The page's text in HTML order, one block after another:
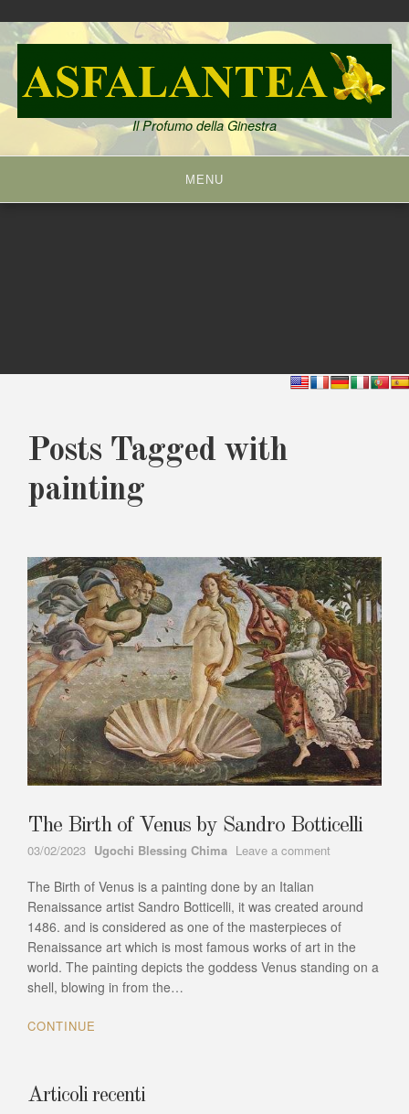
Skip
to
content
Il Profumo della Ginestra
MENU
Posts Tagged with
painting
The Birth of Venus by Sandro Botticelli
03/02/2023 Author
Ugochi Blessing Chima Leave a comment
of
Venus
by
Sandro
Botticelli
The Birth of Venus is a painting done by an Italian
Renaissance artist Sandro Botticelli, it was created around
1486. and is considered as one of the masterpieces of
Renaissance art which is most famous works of art in the
world. The painting depicts the goddess Venus standing on a
shell, blowing in from the…
CONTINUE
Articoli recenti